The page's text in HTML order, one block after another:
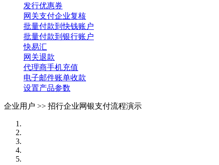
发行优惠券
网关支付企业复核
批量付款到快钱账户
批量付款到银行账户
快易汇
网关退款
代理商手机充值
电子邮件账单收款
设置产品参数
企业用户 >> 招行企业网银支付流程演示